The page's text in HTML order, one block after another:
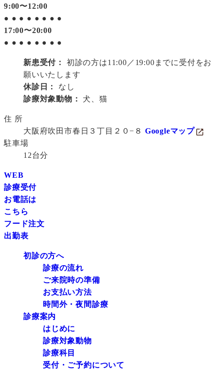
9:00〜12:00
● ● ● ● ● ● ● ●
17:00〜20:00
● ● ● ● ● ● ● ●
新患受付：
初診の方は11:00／19:00までに受付をお
願いいたします
休診日：
なし
診療対象動物：
犬、猫
住 所
大阪府吹田市春日３丁目２０−８ Googleマップ
駐車場
12台分
WEB
診療受付
お電話は
こちら
フード注文
出勤表
初診の方へ
診療の流れ
ご来院時の準備
お支払い方法
時間外・夜間診療
診療案内
はじめに
診療対象動物
診療科目
受付・ご予約について